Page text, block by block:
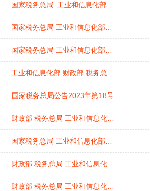
国家税务总局公告2023年第18号